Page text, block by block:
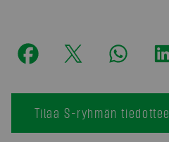
Tilaa S-ryhmän